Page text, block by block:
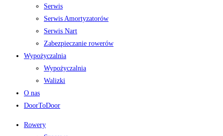
Serwis
Serwis Amortyzatorów
Serwis Nart
Zabezpieczanie rowerów
Wypożyczalnia
Wypożyczalnia
Walizki
O nas
DoorToDoor
Rowery